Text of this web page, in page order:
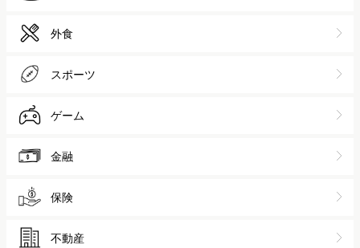
外食
スポーツ
ゲーム
金融
保険
不動産